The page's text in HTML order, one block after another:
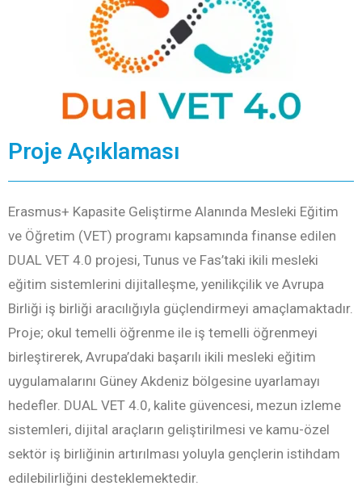
Proje Açıklaması
Erasmus+ Kapasite Geliştirme Alanında Mesleki Eğitim
ve Öğretim (VET) programı kapsamında finanse edilen
DUAL VET 4.0 projesi, Tunus ve Fas’taki ikili mesleki
eğitim sistemlerini dijitalleşme, yenilikçilik ve Avrupa
Birliği iş birliği aracılığıyla güçlendirmeyi amaçlamaktadır.
Proje; okul temelli öğrenme ile iş temelli öğrenmeyi
birleştirerek, Avrupa’daki başarılı ikili mesleki eğitim
uygulamalarını Güney Akdeniz bölgesine uyarlamayı
hedefler. DUAL VET 4.0, kalite güvencesi, mezun izleme
sistemleri, dijital araçların geliştirilmesi ve kamu-özel
sektör iş birliğinin artırılması yoluyla gençlerin istihdam
edilebilirliğini desteklemektedir.